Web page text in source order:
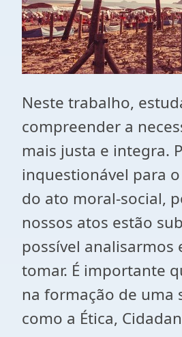
Neste trabalho,
compreender a
mais justa e integra.
inquestionável para
do ato moral-social,
nossos atos estão
possível
tomar. É importante
na formação de uma
como a Ética,